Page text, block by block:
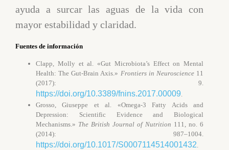
ayuda a surcar las aguas de la vida con
mayor estabilidad y claridad.
Fuentes de información
Clapp, Molly et al. «Gut Microbiota’s Effect on Mental
Health: The Gut-Brain Axis.» Frontiers in Neuroscience11
(2017): 9.
https://doi.org/10.3389/fnins.2017.00009.
Grosso, Giuseppe et al. «Omega-3 Fatty Acids and
Depression: Scientific Evidence and Biological
Mechanisms.» The British Journal of Nutrition 111, no. 6
(2014): 987–1004.
https://doi.org/10.1017/S0007114514001432.